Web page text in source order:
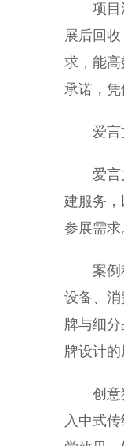
项目流
展后回
求，能
承诺，凭
爱言文
爱言文
建服务
参展需求
案例积
设备、
牌与细
牌设计
创意独
入中式